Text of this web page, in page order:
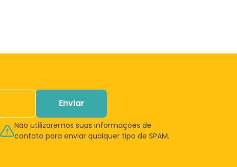
Enviar
Não utilizaremos suas informações de
contato para enviar qualquer tipo de SPAM.